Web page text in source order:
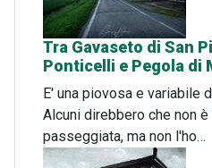
Tra Gavaseto di San
Ponticelli e Pegola di
E' una piovosa e variabile
Alcuni direbbero che non
passeggiata, ma non l'ho…